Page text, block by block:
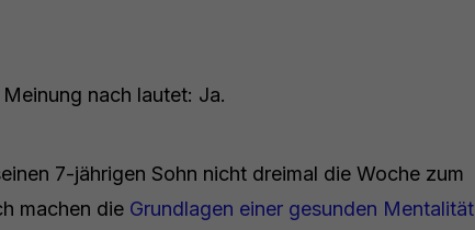
nach lautet: Ja.
7-jährigen Sohn nicht dreimal die Woche zum
machen die Grundlagen einer gesunden Mentalität